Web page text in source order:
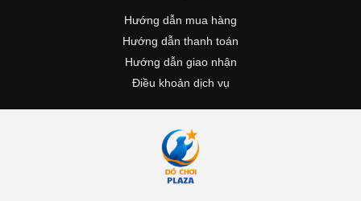
Hướng dẫn mua hàng
Hướng dẫn thanh toán
Hướng dẫn giao nhận
Điều khoản dịch vụ